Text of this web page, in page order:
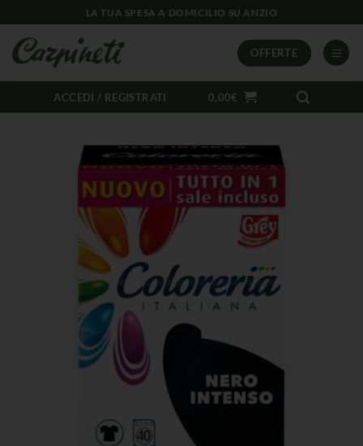
LA TUA SPESA A DOMICILIO SU ANZIO
OFFERTE
ACCEDI / REGISTRATI 0,00€